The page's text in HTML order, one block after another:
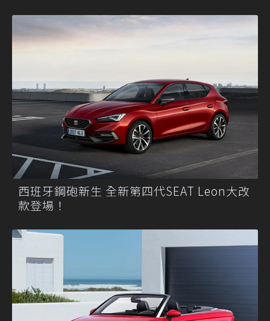
西班牙鋼砲新生 全新第四代SEAT Leon大改
款登場！